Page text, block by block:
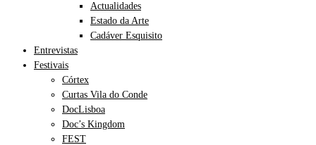
Actualidades
Estado da Arte
Cadáver Esquisito
Entrevistas
Festivais
Córtex
Curtas Vila do Conde
DocLisboa
Doc’s Kingdom
FEST